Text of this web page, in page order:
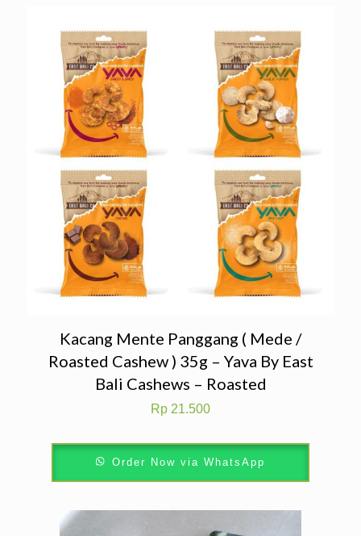
Kacang Mente Panggang ( Mede /
Roasted Cashew ) 35g – Yava By East
Bali Cashews – Roasted
Rp 21.500
Order Now via WhatsApp